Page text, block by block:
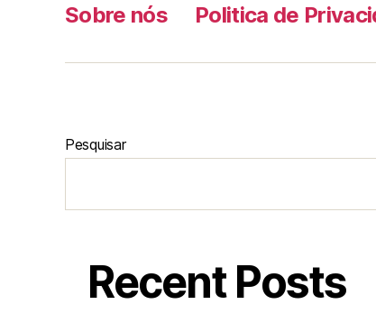
Sobre nós Politica de
Pesquisar
Recent Posts